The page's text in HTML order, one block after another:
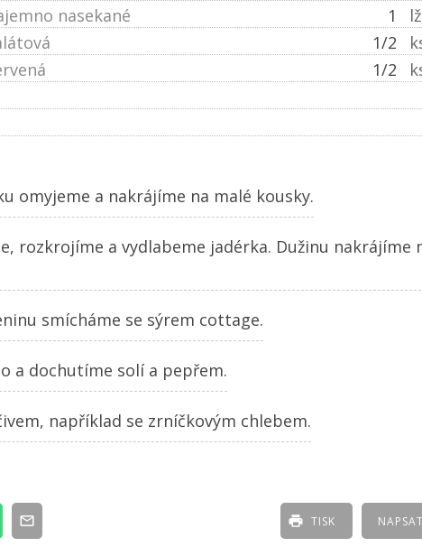
1
nasekané
1/2
1/2
omyjeme a nakrájíme na malé kousky.
rozkrojíme a vydlabeme jadérka. Dužinu nakrájíme
smícháme se sýrem cottage.
a dochutíme solí a pepřem.
například se zrníčkovým chlebem.
TISK